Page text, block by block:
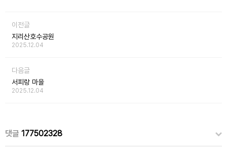
이전글
지리산호수공원
2025.12.04
다음글
서피랑 마을
2025.12.04
댓글 177502328